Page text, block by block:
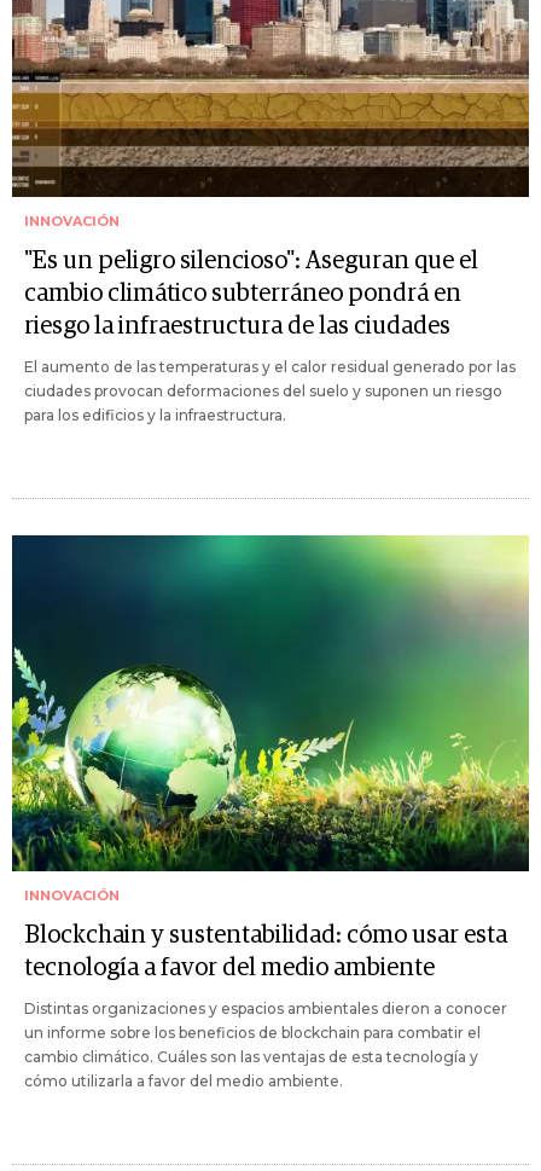
INNOVACIÓN
"Es un peligro silencioso": Aseguran que el
cambio climático subterráneo pondrá en
riesgo la infraestructura de las ciudades
El aumento de las temperaturas y el calor residual generado por las
ciudades provocan deformaciones del suelo y suponen un riesgo
para los edificios y la infraestructura.
INNOVACIÓN
Blockchain y sustentabilidad: cómo usar esta
tecnología a favor del medio ambiente
Distintas organizaciones y espacios ambientales dieron a conocer
un informe sobre los beneficios de blockchain para combatir el
cambio climático. Cuáles son las ventajas de esta tecnología y
cómo utilizarla a favor del medio ambiente.